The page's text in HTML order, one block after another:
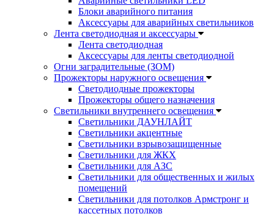
Блоки аварийного питания
Аксессуары для аварийных светильников
Лента светодиодная и аксессуары
Лента светодиодная
Аксессуары для ленты светодиодной
Огни заградительные (ЗОМ)
Прожекторы наружного освещения
Светодиодные прожекторы
Прожекторы общего назначения
Светильники внутреннего освещения
Светильники ДАУНЛАЙТ
Светильники акцентные
Светильники взрывозащищенные
Светильники для ЖКХ
Светильники для АЗС
Светильники для общественных и жилых
помещений
Светильники для потолков Армстронг и
кассетных потолков